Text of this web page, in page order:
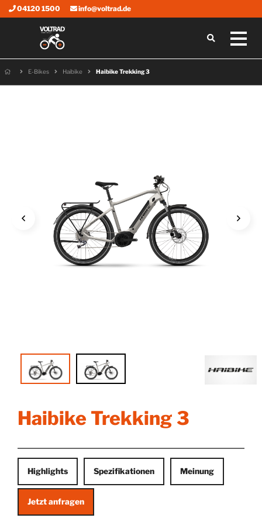
04120 1500 info@voltrad.de
E-Bikes Haibike Haibike Trekking 3
Haibike Trekking 3
Highlights Spezifikationen Meinung
Jetzt anfragen